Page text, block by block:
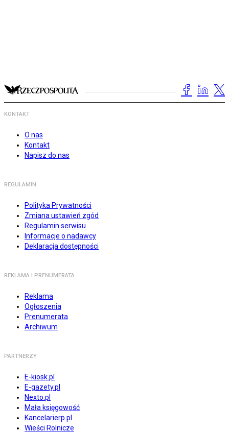
KONTAKT
O nas
Kontakt
Napisz do nas
REGULAMIN
Polityka Prywatności
Zmiana ustawień zgód
Regulamin serwisu
Informacje o nadawcy
Deklaracja dostępności
REKLAMA I PRENUMERATA
Reklama
Ogłoszenia
Prenumerata
Archiwum
PARTNERZY
E-kiosk.pl
E-gazety.pl
Nexto.pl
Mała księgowość
Kancelarierp.pl
Wieści Rolnicze